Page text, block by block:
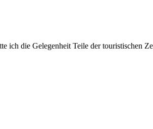
ich die Gelegenheit Teile der touristischen